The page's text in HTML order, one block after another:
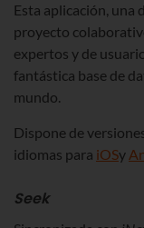
Esta aplicación, una
proyecto
expertos y de
fantástica base de
mundo.
Dispone de
idiomas para iOSy
Seek